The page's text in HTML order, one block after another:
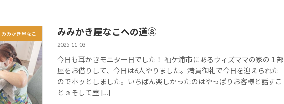
みみかき屋なこ みみかき屋なこへの道⑧
2025-11-03
今日も耳かきモニター日でした！ 袖ケ浦市にあるウィズママの家の１部
屋をお借りして、今日は6人やりました。満員御礼で今日を迎えられた
のでホッとしました。いちばん楽しかったのはやっぱりお客様と話すこ
と☺そして室 […]